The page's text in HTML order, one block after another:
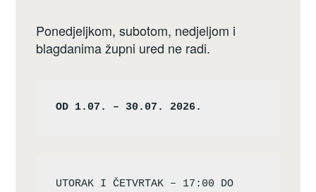
Ponedjeljkom, subotom, nedjeljom i
blagdanima župni ured ne radi.
OD 1.07. – 30.07. 2026.
UTORAK I ČETVRTAK – 17:00 DO